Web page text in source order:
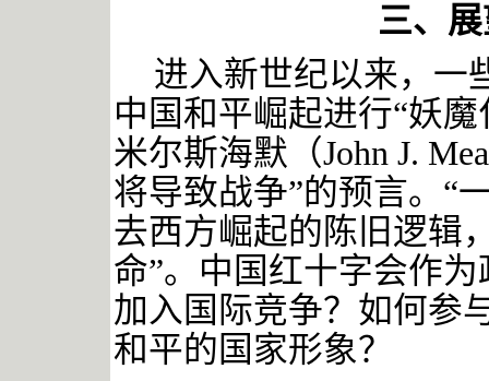
三、
进入新世纪以来，一
中国和平崛起进行“妖
米尔斯海默（John J.
将导致战争”的预言。 “
去西方崛起的陈旧逻辑
命”。 中国红十字会作
加入国际竞争？如何参
和平的国家形象？